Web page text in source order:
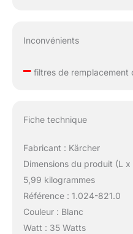
Inconvénients
–filtres de remplacement
Fiche technique
Fabricant : Kärcher
Dimensions du produit (L
5,99 kilogrammes
Référence : 1.024-821.0
Couleur : Blanc
Watt : 35 Watts